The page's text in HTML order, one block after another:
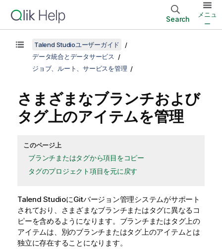
Search
メニュ
ー
Talend Studioユーザーガイド
データ統合とデータサービス
ジョブ、ルート、サービスを管理
さまざまなブランチおよび
タグ上のアイテムを管理
このページ上
ブランチまたはタグから項目をコピー
タグのプロジェクト項目を元に戻す
Talend StudioにGitバージョン管理システムがサポート
されており、さまざまなブランチまたはタグに異なるコ
ピーを含めるようになります。ブランチまたはタグ上の
アイテムは、別のブランチまたはタグ上のアイテムとは
独立に存在することになります。